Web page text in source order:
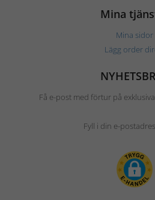
Mina
Mina sidor
Lägg order
Få e-post med förtur på
Fyll i din e-